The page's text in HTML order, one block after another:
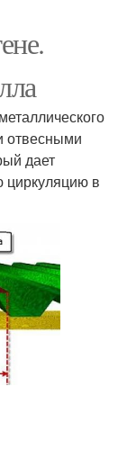
отвесными
дает
циркуляцию в